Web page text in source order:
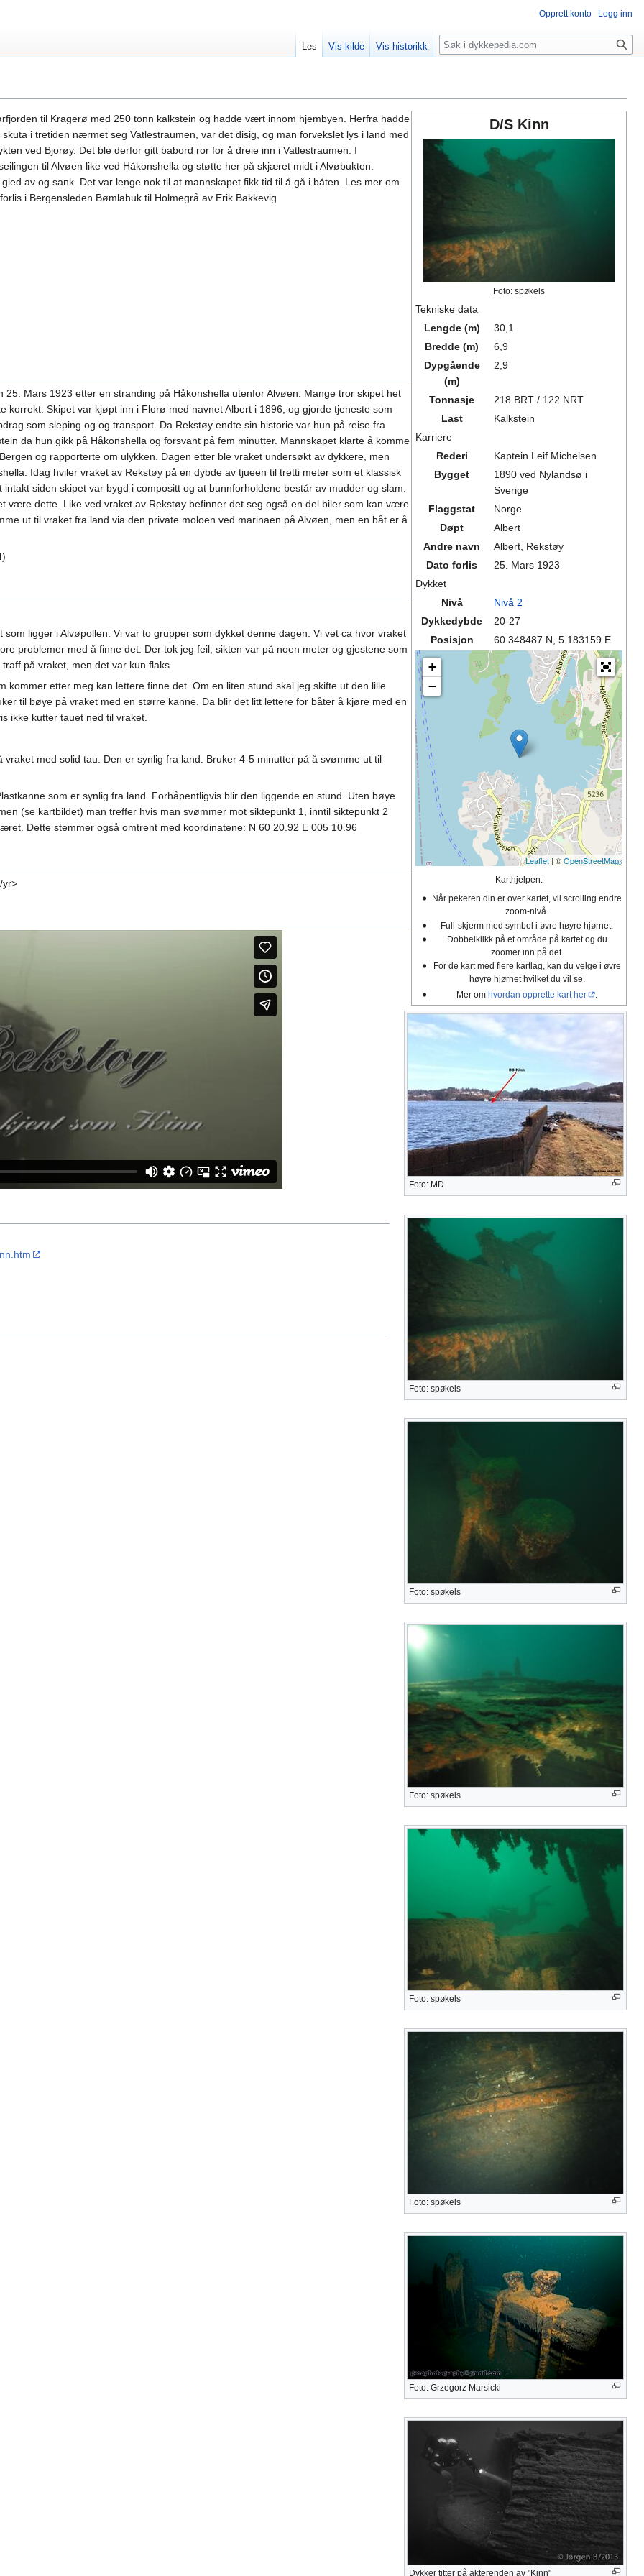
D/S Kinn
Foto: spøkels
Tekniske data
Lengde (m)
30,1
Bredde (m)
6,9
Dypgående
(m)
2,9
Tonnasje
218 BRT / 122 NRT
Last
Kalkstein
Karriere
Rederi
Kaptein Leif Michelsen
Bygget
1890 ved Nylandsø i
Sverige
Flaggstat
Norge
Døpt
Albert
Andre navn
Albert, Rekstøy
Dato forlis
25. Mars 1923
Dykket
Nivå
Nivå 2
Dykkedybde
20-27
Posisjon
60.348487 N, 5.183159 E
+
−
Leaflet | ©OpenStreetMap
Karthjelpen:
Når pekeren din er over kartet, vil scrolling endre
zoom-nivå.
Full-skjerm med symbol i øvre høyre hjørnet.
Dobbelklikk på et område på kartet og du
zoomer inn på det.
For de kart med flere kartlag, kan du velge i øvre
høyre hjørnet hvilket du vil se.
Mer om hvordan opprette kart her
Foto: MD
Foto: spøkels
Foto: spøkels
Foto: spøkels
Foto: spøkels
Foto: spøkels
Foto: Grzegorz Marsicki
Dykker titter på akterenden av "Kinn"
til Kragerø med 250 tonn kalkstein og hadde vært innom hjembyen. Herfra hadde
i tretiden nærmet seg Vatlestraumen, var det disig, og man forvekslet lys i land med
ved Bjorøy. Det ble derfor gitt babord ror for å dreie inn i Vatlestraumen. I
til Alvøen like ved Håkonshella og støtte her på skjæret midt i Alvøbukten.
av og sank. Det var lenge nok til at mannskapet fikk tid til å gå i båten. Les mer om
i Bergensleden Bømlahuk til Holmegrå av Erik Bakkevig
25. Mars 1923 etter en stranding på Håkonshella utenfor Alvøen. Mange tror skipet het
korrekt. Skipet var kjøpt inn i Florø med navnet Albert i 1896, og gjorde tjeneste som
som sleping og og transport. Da Rekstøy endte sin historie var hun på reise fra
da hun gikk på Håkonshella og forsvant på fem minutter. Mannskapet klarte å komme
og rapporterte om ulykken. Dagen etter ble vraket undersøkt av dykkere, men
Idag hviler vraket av Rekstøy på en dybde av tjueen til tretti meter som et klassisk
siden skipet var bygd i compositt og at bunnforholdene består av mudder og slam.
være dette. Like ved vraket av Rekstøy befinner det seg også en del biler som kan være
ut til vraket fra land via den private moloen ved marinaen på Alvøen, men en båt er å
ligger i Alvøpollen. Vi var to grupper som dykket denne dagen. Vi vet ca hvor vraket
problemer med å finne det. Der tok jeg feil, sikten var på noen meter og gjestene som
på vraket, men det var kun flaks.
kommer etter meg kan lettere finne det. Om en liten stund skal jeg skifte ut den lille
til bøye på vraket med en større kanne. Da blir det litt lettere for båter å kjøre med en
ikke kutter tauet ned til vraket.
med solid tau. Den er synlig fra land. Bruker 4-5 minutter på å svømme ut til
som er synlig fra land. Forhåpentligvis blir den liggende en stund. Uten bøye
(se kartbildet) man treffer hvis man svømmer mot siktepunkt 1, inntil siktepunkt 2
Dette stemmer også omtrent med koordinatene: N 60 20.92 E 005 10.96
yr>
Opprett konto Logg inn
Les Vis kilde Vis historikk Søk